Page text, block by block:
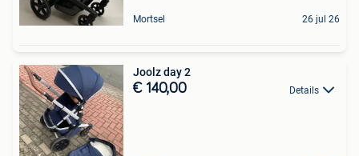
Mortsel 26 jul 26
Joolz day 2
€ 140,00 Details